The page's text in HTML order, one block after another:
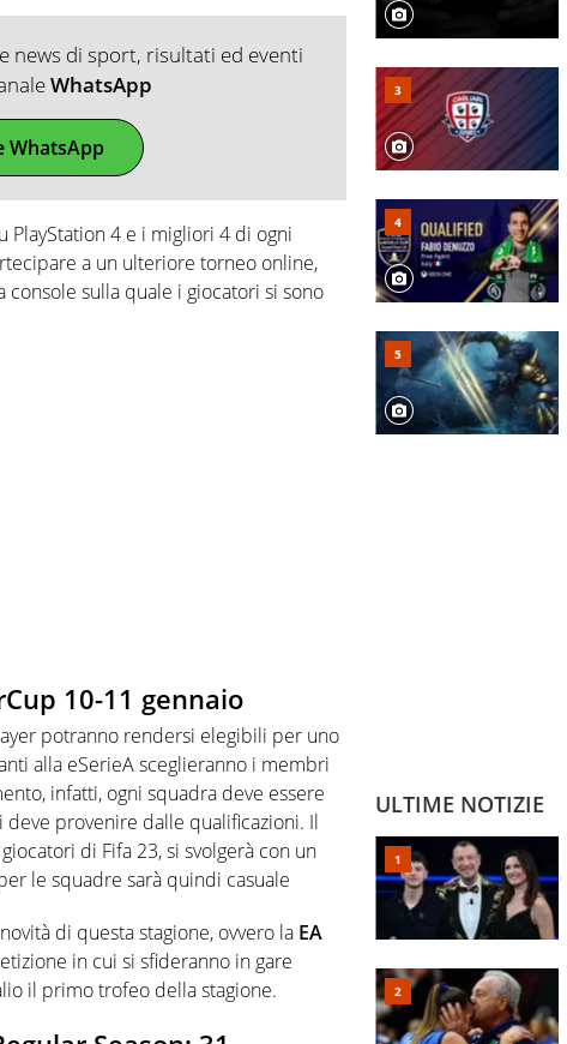
news di sport, risultati ed eventi
WhatsApp
WhatsApp
4 e i migliori 4 di ogni
a un ulteriore torneo online,
console sulla quale i giocatori si sono
10-11 gennaio
potranno rendersi elegibili per uno
alla eSerieA sceglieranno i membri
infatti, ogni squadra deve essere
provenire dalle qualificazioni. Il
di Fifa 23, si svolgerà con un
le squadre sarà quindi casuale
di questa stagione, ovvero la EA
in cui si sfideranno in gare
il primo trofeo della stagione.
ULTIME NOTIZIE